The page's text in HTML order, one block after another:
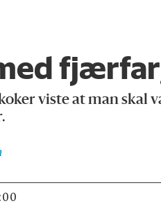
viste at man skal